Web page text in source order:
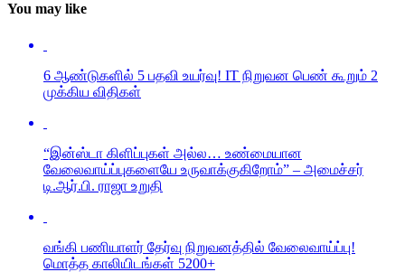
You may like
6 ஆண்டுகளில் 5 பதவி உயர்வு! IT நிறுவன பெண் கூறும் 2
முக்கிய விதிகள்
“இன்ஸ்டா கிளிப்புகள் அல்ல… உண்மையான
வேலைவாய்ப்புகளையே உருவாக்குகிறோம்” – அமைச்சர்
டி.ஆர்.பி. ராஜா உறுதி
வங்கி பணியாளர் தேர்வு நிறுவனத்தில் வேலைவாய்ப்பு!
மொத்த காலியிடங்கள் 5200+